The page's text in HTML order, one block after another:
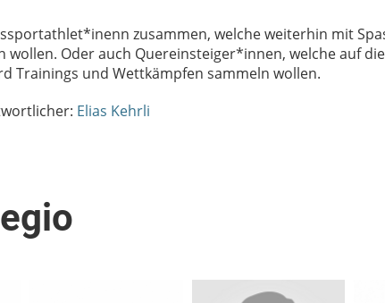
zusammen, welche weiterhin mit
Oder auch Quereinsteiger*innen, welche auf
Trainings und Wettkämpfen sammeln wollen.
Elias Kehrli